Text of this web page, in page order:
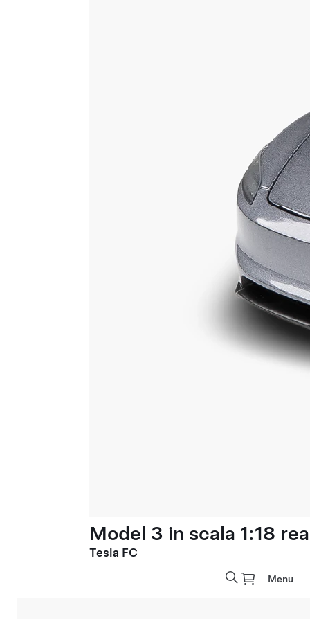
Model 3 in scala 1:18
Tesla FC
Menu